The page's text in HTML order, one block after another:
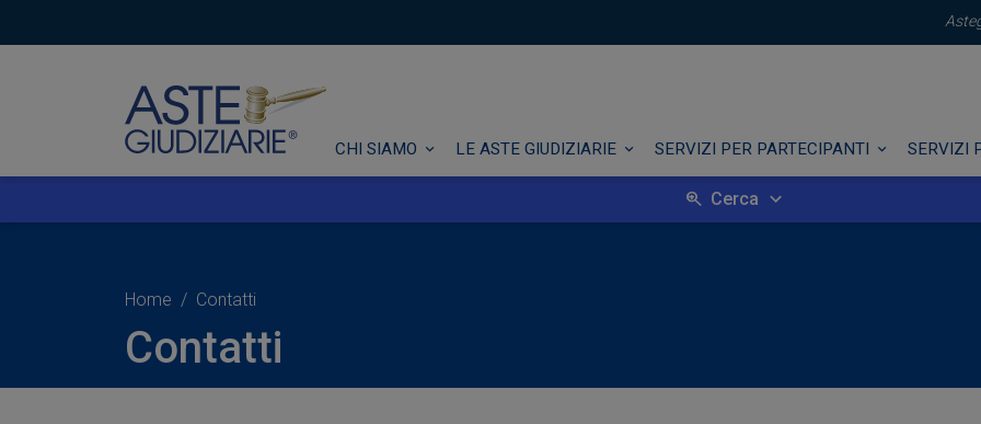
CHI SIAMO LE ASTE GIUDIZIARIE SERVIZI PER PARTECIPANTI SERVIZI
Cerca
Home Contatti
Contatti